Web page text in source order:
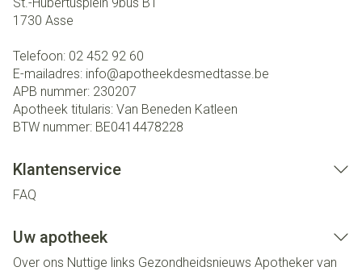
1730 Asse
Telefoon: 02 452 92 60
E-mailadres: info@apotheekdesmedtasse.be
APB nummer: 230207
Apotheek titularis: Van Beneden Katleen
BTW nummer: BE0414478228
Klantenservice
FAQ
Uw apotheek
Over ons Nuttige links Gezondheidsnieuws Apotheker van